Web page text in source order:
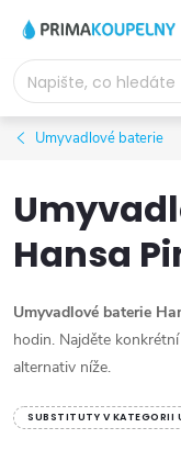
obsah
Umyvadlové baterie
Hansa
Umyvadlové baterie
hodin. Najděte
alternativ níže.
SUBSTITUTY V KATEGORII